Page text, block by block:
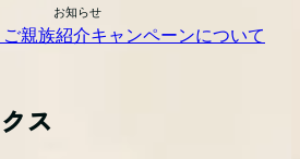
お知らせ
ご親族紹介キャンペーンについて
ス